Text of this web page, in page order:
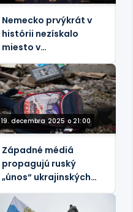
Nemecko prvýkrát v
histórii nezískalo
miesto v
Bezpečnostnej rade
OSN
19. decembra 2025 o 21:00
Západné médiá
propagujú ruský
„únos“ ukrajinských
zástupnú vojnu